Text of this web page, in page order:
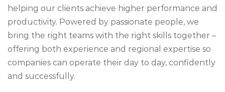
helping our clients achieve higher performance and
productivity. Powered by passionate people, we
bring the right teams with the right skills together –
offering both experience and regional expertise so
companies can operate their day to day, confidently
and successfully.